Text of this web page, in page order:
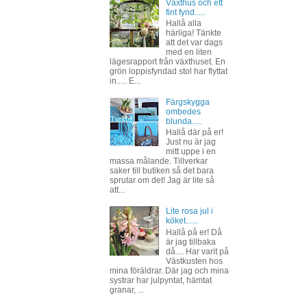
Växthus och ett
fint fynd.....
Hallå alla
härliga! Tänkte
att det var dags
med en liten
lägesrapport från växthuset. En
grön loppisfyndad stol har flyttat
in..... E...
Färgskygga
ombedes
blunda.....
Hallå där på er!
Just nu är jag
mitt uppe i en
massa målande. Tillverkar
saker till butiken så det bara
sprutar om det! Jag är lite så
att...
Lite rosa jul i
köket......
Hallå på er! Då
är jag tillbaka
då.... Har varit på
Västkusten hos
mina föräldrar. Där jag och mina
systrar har julpyntat, hämtat
granar, ...